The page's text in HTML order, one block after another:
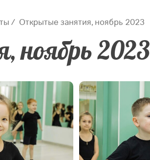
Открытые занятия, ноябрь 2023
2023